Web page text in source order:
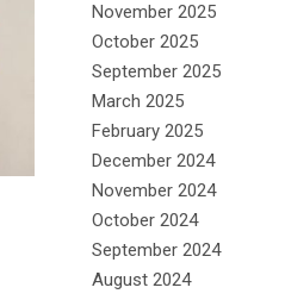
November 2025
October 2025
September 2025
March 2025
February 2025
December 2024
November 2024
October 2024
September 2024
August 2024